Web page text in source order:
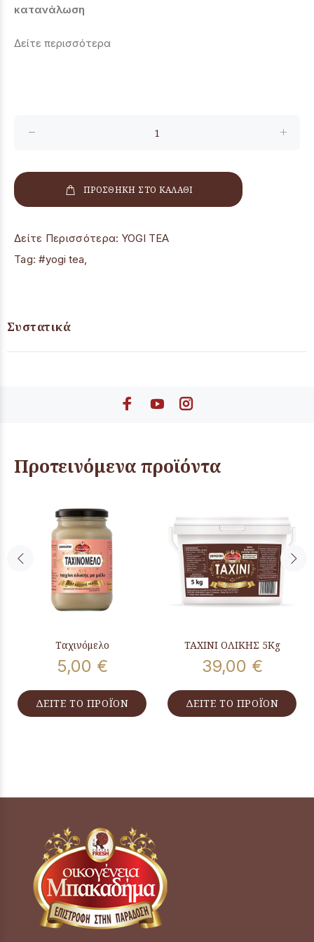
κατανάλωση
Δείτε περισσότερα
ΠΡΟΣΘΗΚΗ ΣΤΟ ΚΑΛΑΘΙ
Δείτε Περισσότερα: YOGI TEA
Tag: #yogi tea,
Συστατικά
Προτεινόμενα προϊόντα
Ταχινόμελο
5,00 €
ΔΕΙΤΕ ΤΟ ΠΡΟΪΟΝ
ΤΑΧΙΝΙ ΟΛΙΚΗΣ 5Kg
39,00 €
ΔΕΙΤΕ ΤΟ ΠΡΟΪΟΝ